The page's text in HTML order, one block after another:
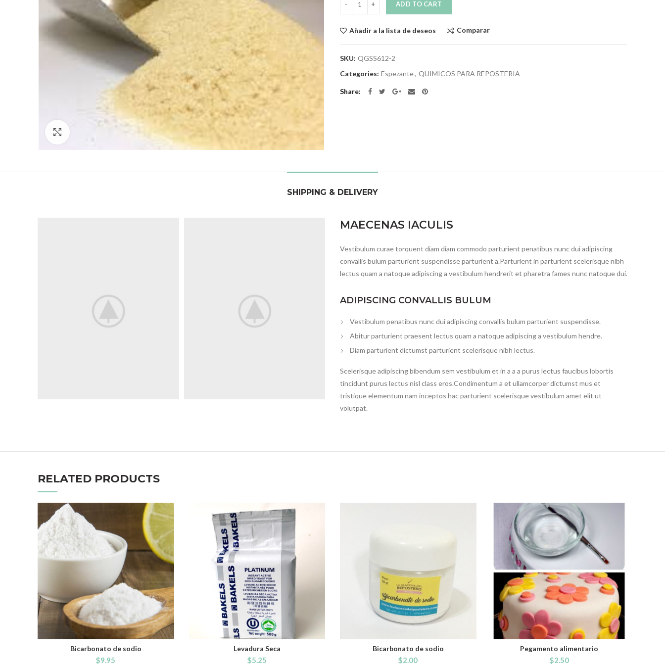
ADD TO CART
Añadir a la lista de deseos Comparar
SKU: QGSS612-2
Categories: Espezante, QUIMICOS PARA REPOSTERIA
Share
SHIPPING & DELIVERY
MAECENAS IACULIS
Vestibulum curae torquent diam diam commodo parturient penatibus nunc dui adipiscing
convallis bulum parturient suspendisse parturient a.Parturient in parturient scelerisque nibh
lectus quam a natoque adipiscing a vestibulum hendrerit et pharetra fames nunc natoque dui.
ADIPISCING CONVALLIS BULUM
Vestibulum penatibus nunc dui adipiscing convallis bulum parturient suspendisse.
Abitur parturient praesent lectus quam a natoque adipiscing a vestibulum hendre.
Diam parturient dictumst parturient scelerisque nibh lectus.
Scelerisque adipiscing bibendum sem vestibulum et in a a a purus lectus faucibus lobortis
tincidunt purus lectus nisl class eros.Condimentum a et ullamcorper dictumst mus et
tristique elementum nam inceptos hac parturient scelerisque vestibulum amet elit ut
volutpat.
RELATED PRODUCTS
ADD TO CART
Bicarbonato de sodio
$9.95
ADD TO CART
Levadura Seca
$5.25
ADD TO CART
Bicarbonato de sodio
$2.00
ADD TO CART
Pegamento alimentario
$2.50